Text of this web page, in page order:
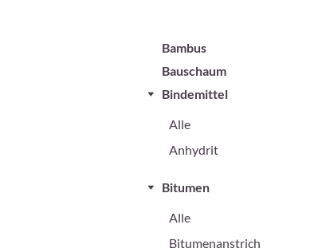
Bambus
Bauschaum
Bindemittel
Alle
Anhydrit
Bitumen
Alle
Bitumenanstrich